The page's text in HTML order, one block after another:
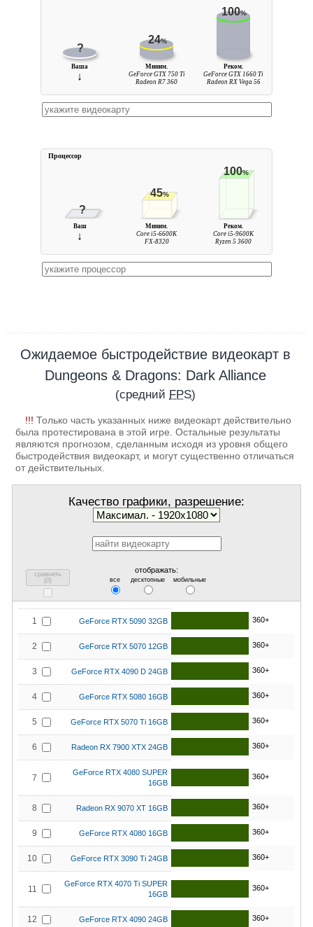
?
24%
100%
Ваша
↓
Миним.
GeForce GTX 750 Ti
Radeon R7 360
Реком.
GeForce GTX 1660 Ti
Radeon RX Vega 56
?
45%
100%
Ваш
↓
Миним.
Core i5-6600K
FX-8320
Реком.
Core i5-9600K
Ryzen 5 3600
Процессор
Ожидаемое быстродействие видеокарт в
Dungeons & Dragons: Dark Alliance
(средний FPS)
!!! Только часть указанных ниже видеокарт действительно
была протестирована в этой игре. Остальные результаты
являются прогнозом, сделанным исходя из уровня общего
быстродействия видеокарт, и могут существенно отличаться
от действительных.
Качество графики, разрешение:
сравнить
(0)
отображать:
все десктопные мобильные
1 GeForce RTX 5090 32GB 360+
2 GeForce RTX 5070 12GB 360+
3 GeForce RTX 4090 D 24GB 360+
4 GeForce RTX 5080 16GB 360+
5 GeForce RTX 5070 Ti 16GB 360+
6 Radeon RX 7900 XTX 24GB 360+
7
GeForce RTX 4080 SUPER
16GB
360+
8 Radeon RX 9070 XT 16GB 360+
9 GeForce RTX 4080 16GB 360+
10 GeForce RTX 3090 Ti 24GB 360+
11
GeForce RTX 4070 Ti SUPER
16GB
360+
12 GeForce RTX 4090 24GB 360+